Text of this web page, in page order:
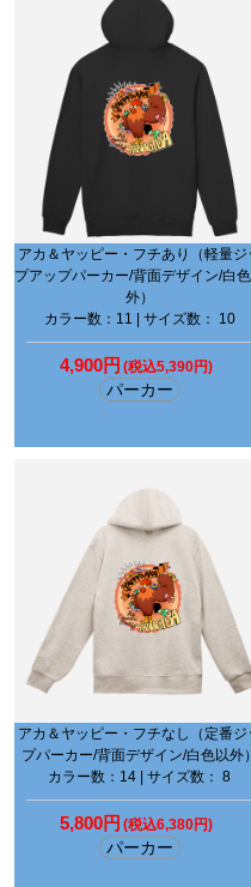
アカ＆ヤッピー・フチあり（軽量ジ
プアップパーカー/背面デザイン/白
外）
カラー数：11 | サイズ数： 10
4,900円 (税込5,390円)
パーカー
アカ＆ヤッピー・フチなし（定番ジ
プパーカー/背面デザイン/白色以外）
カラー数：14 | サイズ数： 8
5,800円 (税込6,380円)
パーカー